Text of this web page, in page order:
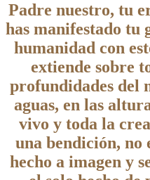
Padre nuestro, tu
has manifestado tu
humanidad con
extiende sobre
profundidades del
aguas, en las
vivo y toda la
una bendición, no
hecho a imagen y